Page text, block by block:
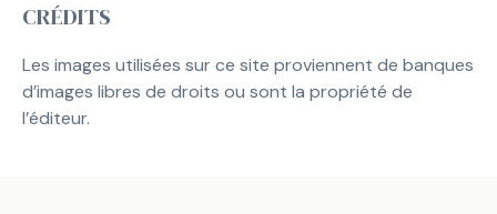
CRÉDITS
Les images utilisées sur ce site proviennent de banques
d’images libres de droits ou sont la propriété de
l’éditeur.